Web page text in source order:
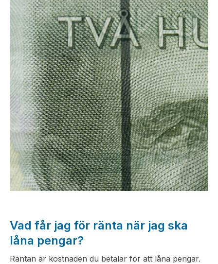
Vad får jag för ränta när jag ska
låna pengar?
Räntan är kostnaden du betalar för att låna pengar.